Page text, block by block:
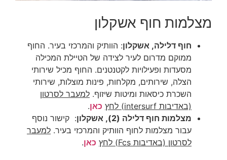
מצלמות חוף אשקלון
חוף דלילה, אשקלון: הוותיק והמרכזי בעיר. החוף
ממוקם מדרום לעיר לצידה של הטיילת המכילה
מסעדות ופעילויות לקטנטנים. החוף מכיל שירותי
הצלה, שירותים, מקלחות, פינות מוצלות, שירותי
השכרת כיסאות ומיטות שיזוף. למעבר לסרטון
(באדיבות intersurf) לחץ
כאן.
מצלמות חוף דלילה (2), אשקלון
: קישור נוסף
עבור מצלמות לחוף הוותיק והמרכזי בעיר. למעבר
לסרטון (באדיבות Fcs) לחץ
כאן.